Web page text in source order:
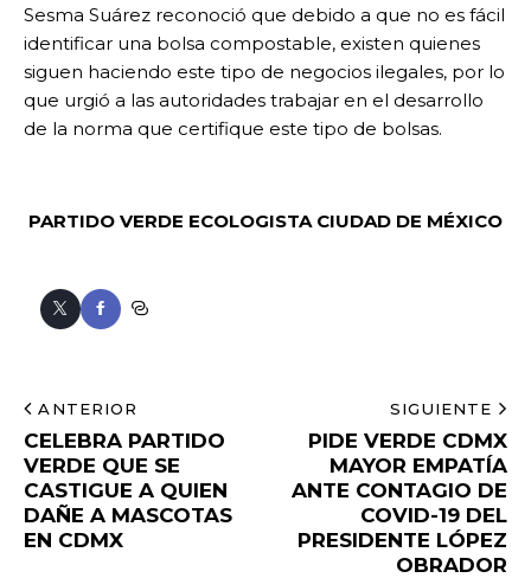
Sesma Suárez reconoció que debido a que no es fácil
identificar una bolsa compostable, existen quienes
siguen haciendo este tipo de negocios ilegales, por lo
que urgió a las autoridades trabajar en el desarrollo
de la norma que certifique este tipo de bolsas.
PARTIDO VERDE ECOLOGISTA CIUDAD DE MÉXICO
ANTERIOR
CELEBRA PARTIDO
VERDE QUE SE
CASTIGUE A QUIEN
DAÑE A MASCOTAS
EN CDMX
SIGUIENTE
PIDE VERDE CDMX
MAYOR EMPATÍA
ANTE CONTAGIO DE
COVID-19 DEL
PRESIDENTE LÓPEZ
OBRADOR